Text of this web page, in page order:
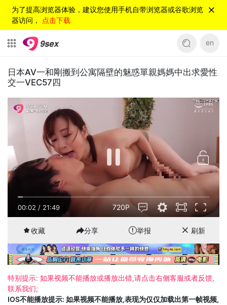
为了提高浏览器体验，建议您使用手机自带浏览器或谷歌浏览
器访问， 点击下载
en
日本AV一和剛搬到公寓隔壁的魅惑單親媽媽中出求愛性
交一VEC57四
00:03 / 21:49 720P
收藏 分享 举报 刷新
特别提示: 如果视频不能播放或播放出错,请点击右侧客服或者反馈,
联系我们;
IOS不能播放提示: 如果视频不能播放,表现为仅仅加载出第一帧视频,